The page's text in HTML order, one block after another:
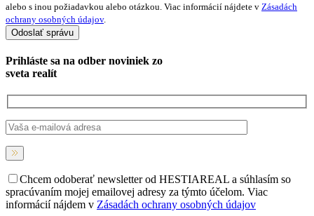
alebo s inou požiadavkou alebo otázkou. Viac informácií nájdete v Zásadách
ochrany osobných údajov.
Prihláste sa na odber noviniek zo
sveta realít
Chcem odoberať newsletter od HESTIAREAL a súhlasím so
spracúvaním mojej emailovej adresy za týmto účelom. Viac
informácií nájdem v Zásadách ochrany osobných údajov